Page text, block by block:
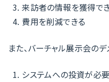
来訪者の情報を獲得で
費用を削減できる
また、バーチャル展示会のデ
システムへの投資が必